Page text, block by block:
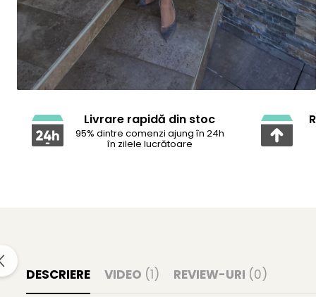
Livrare rapidă din stoc
95% dintre comenzi ajung în 24h
în zilele lucrătoare
DESCRIERE VIDEO (1) REVIEW-URI (0)